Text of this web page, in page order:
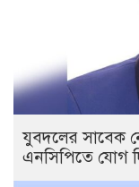
যুবদলের সাবেক
এনসিপিতে যোগ